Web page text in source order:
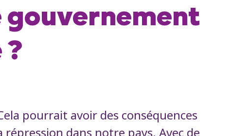
?
pourrait avoir des conséquences
dans notre pays. Avec de